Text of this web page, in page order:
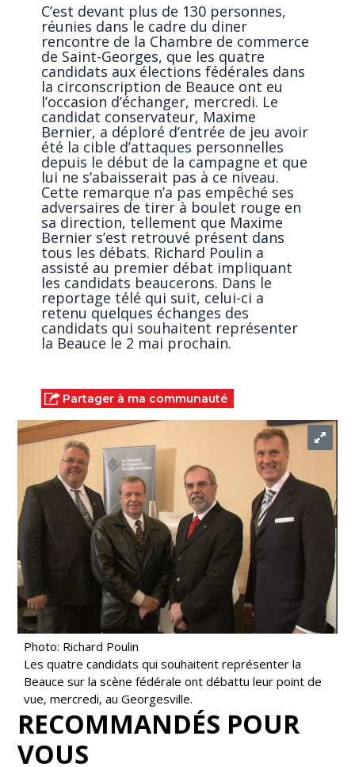
C’est devant plus de 130 personnes,
réunies dans le cadre du diner
rencontre de la Chambre de commerce
de Saint-Georges, que les quatre
candidats aux élections fédérales dans
la circonscription de Beauce ont eu
l’occasion d’échanger, mercredi. Le
candidat conservateur, Maxime
Bernier, a déploré d’entrée de jeu avoir
été la cible d’attaques personnelles
depuis le début de la campagne et que
lui ne s’abaisserait pas à ce niveau.
Cette remarque n’a pas empêché ses
adversaires de tirer à boulet rouge en
sa direction, tellement que Maxime
Bernier s’est retrouvé présent dans
tous les débats. Richard Poulin a
assisté au premier débat impliquant
les candidats beaucerons. Dans le
reportage télé qui suit, celui-ci a
retenu quelques échanges des
candidats qui souhaitent représenter
la Beauce le 2 mai prochain.
Partager à ma communauté
Photo: Richard Poulin
Les quatre candidats qui souhaitent représenter la
Beauce sur la scène fédérale ont débattu leur point de
vue, mercredi, au Georgesville.
RECOMMANDÉS POUR
VOUS